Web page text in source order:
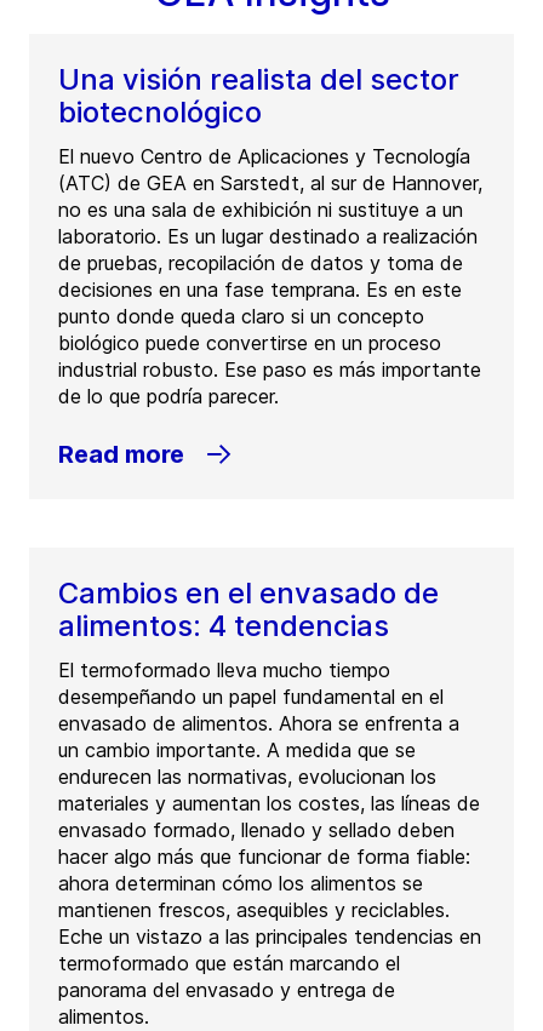
Una visión realista del sector
biotecnológico
El nuevo Centro de Aplicaciones y Tecnología
(ATC) de GEA en Sarstedt, al sur de Hannover,
no es una sala de exhibición ni sustituye a un
laboratorio. Es un lugar destinado a realización
de pruebas, recopilación de datos y toma de
decisiones en una fase temprana. Es en este
punto donde queda claro si un concepto
biológico puede convertirse en un proceso
industrial robusto. Ese paso es más importante
de lo que podría parecer.
Read more
Cambios en el envasado de
alimentos: 4 tendencias
El termoformado lleva mucho tiempo
desempeñando un papel fundamental en el
envasado de alimentos. Ahora se enfrenta a
un cambio importante. A medida que se
endurecen las normativas, evolucionan los
materiales y aumentan los costes, las líneas de
envasado formado, llenado y sellado deben
hacer algo más que funcionar de forma fiable:
ahora determinan cómo los alimentos se
mantienen frescos, asequibles y reciclables.
Eche un vistazo a las principales tendencias en
termoformado que están marcando el
panorama del envasado y entrega de
alimentos.